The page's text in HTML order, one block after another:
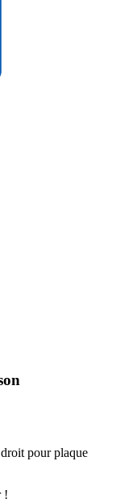
pour plaque
!